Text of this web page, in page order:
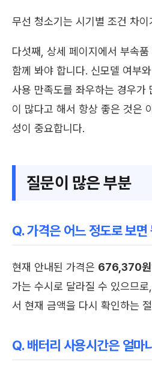
무선 청소기는 시기별 조건 차
다섯째, 상세 페이지에서 부속
함께 봐야 합니다. 신모델 여부
사용 만족도를 좌우하는 경우가
이 많다고 해서 항상 좋은 것은
성이 중요합니다.
질문이 많은 부분
Q. 가격은 어느 정도로 보면
현재 안내된 가격은 676,370원
가는 수시로 달라질 수 있으므
서 현재 금액을 다시 확인하는
Q. 배터리 사용시간은 얼마